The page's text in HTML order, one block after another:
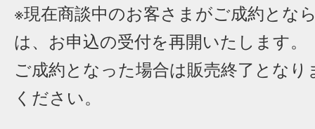
※現在商談中のお客さまがご成約とな
は、お申込の受付を再開いたします。
ご成約となった場合は販売終了となり
ください。